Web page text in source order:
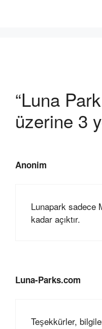
“Luna
üzerine 3
Anonim
Lunapark sadece
kadar açıktır.
Luna-Parks.com
Teşekkürler,